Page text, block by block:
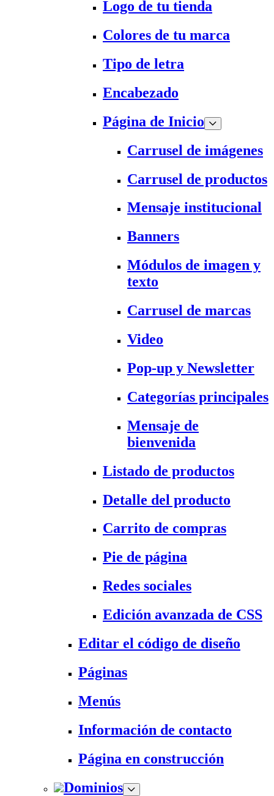
Logo de tu tienda
Colores de tu marca
Tipo de letra
Encabezado
Página de Inicio
Carrusel de imágenes
Carrusel de productos
Mensaje institucional
Banners
Módulos de imagen y
texto
Carrusel de marcas
Video
Pop-up y Newsletter
Categorías principales
Mensaje de
bienvenida
Listado de productos
Detalle del producto
Carrito de compras
Pie de página
Redes sociales
Edición avanzada de CSS
Editar el código de diseño
Páginas
Menús
Información de contacto
Página en construcción
Dominios